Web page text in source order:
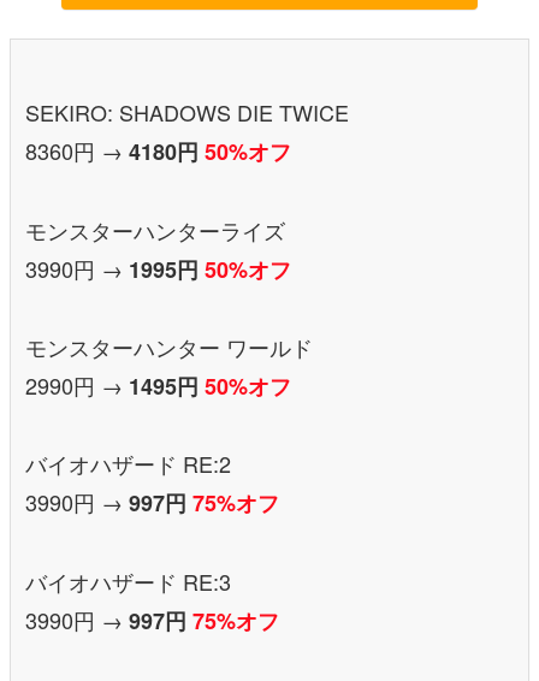
SEKIRO: SHADOWS DIE TWICE
8360円 → 4180円 50%オフ
モンスターハンターライズ
3990円 → 1995円 50%オフ
モンスターハンター ワールド
2990円 → 1495円 50%オフ
バイオハザード RE:2
3990円 → 997円 75%オフ
バイオハザード RE:3
3990円 → 997円 75%オフ